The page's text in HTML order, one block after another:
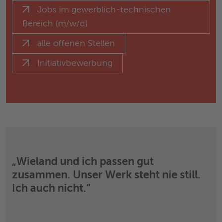
Jobs im gewerblich-technischen
Bereich (m/w/d)
alle offenen Stellen
Initiativbewerbung
„Wieland und ich passen gut
zusammen. Unser Werk steht nie still.
Ich auch nicht.“